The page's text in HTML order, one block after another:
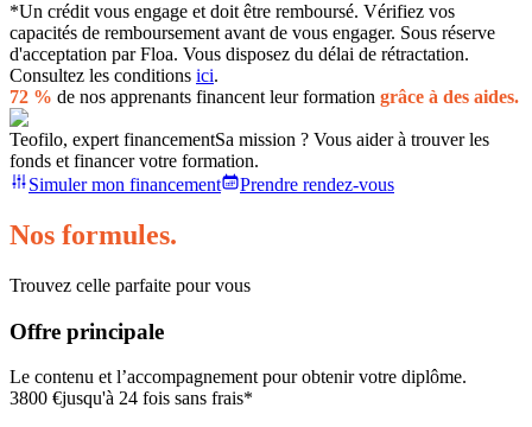
*Un crédit vous engage et doit être remboursé. Vérifiez vos
capacités de remboursement avant de vous engager. Sous réserve
d'acceptation par Floa. Vous disposez du délai de rétractation.
Consultez les conditions ici.
72 % de nos apprenants financent leur formation grâce à des aides.
Teofilo, expert financementSa mission ? Vous aider à trouver les
fonds et financer votre formation.
Simuler mon financement
Prendre rendez-vous
Nos formules.
Trouvez celle parfaite pour vous
Offre principale
Le contenu et l’accompagnement pour obtenir votre diplôme.
3800 €jusqu'à 24 fois sans frais*